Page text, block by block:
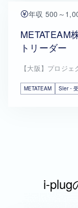
年収 500～
METATEAM
トリーダー
【大阪】プロジ
METATEAM SIer・
i-plug